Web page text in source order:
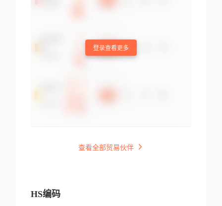
登录查看更多
查看全部贸易伙伴
HS编码